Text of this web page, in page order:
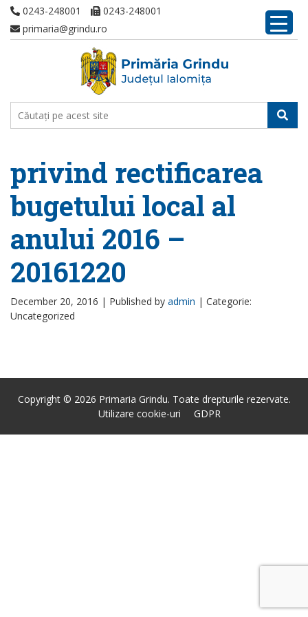
0243-248001
0243-248001
primaria@grindu.ro
privind rectificarea
bugetului local al
anului 2016 –
20161220
December 20, 2016 | Published by admin | Categorie:
Uncategorized
Copyright © 2026 Primaria Grindu. Toate drepturile rezervate.
Utilizare cookie-uri
GDPR